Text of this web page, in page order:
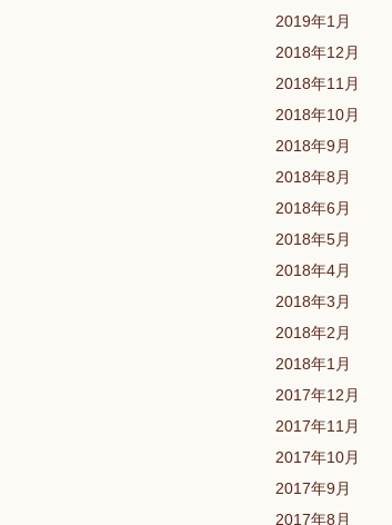
2019年1月
2018年12月
2018年11月
2018年10月
2018年9月
2018年8月
2018年6月
2018年5月
2018年4月
2018年3月
2018年2月
2018年1月
2017年12月
2017年11月
2017年10月
2017年9月
2017年8月